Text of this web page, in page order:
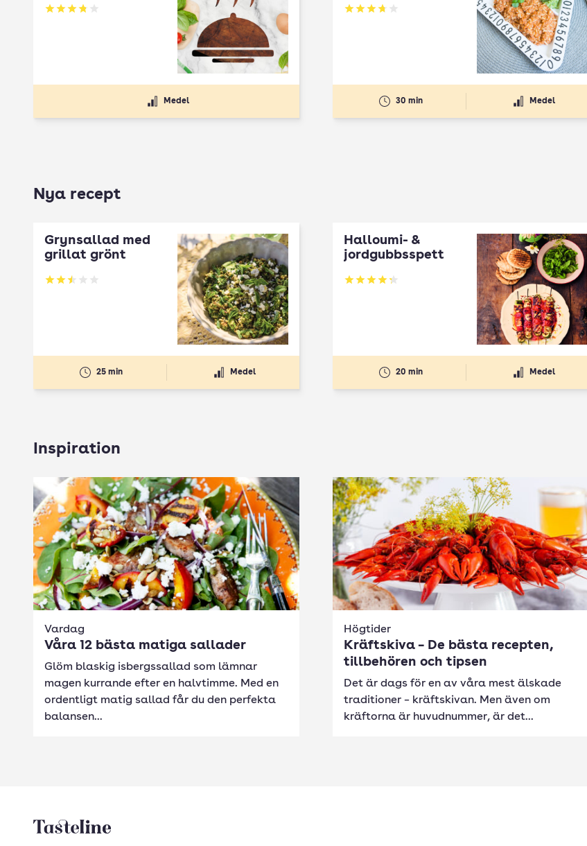
Betyg: 3.81 av 5
Medel
Betyg: 3.73 av 5
30 min Medel
Nya recept
Grynsallad med
grillat grönt
Betyg: 2.5 av 5
25 min Medel
Halloumi- &
jordgubbsspett
Betyg: 4.3 av 5
20 min Medel
Inspiration
Vardag
Våra 12 bästa matiga sallader
Glöm blaskig isbergssallad som lämnar
magen kurrande efter en halvtimme. Med en
ordentligt matig sallad får du den perfekta
balansen...
Högtider
Kräftskiva – De bästa recepten,
tillbehören och tipsen
Det är dags för en av våra mest älskade
traditioner – kräftskivan. Men även om
kräftorna är huvudnummer, är det...
Tasteline startsida